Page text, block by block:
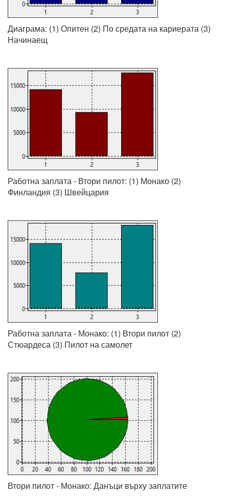
Диаграма: (1) Опитен (2) По средата на кариерата (3)
Начинаещ
Работна заплата - Втори пилот: (1) Монако (2)
Финландия (3) Швейцария
Работна заплата - Монако: (1) Втори пилот (2)
Стюардеса (3) Пилот на самолет
Втори пилот - Монако: Данъци върху заплатите